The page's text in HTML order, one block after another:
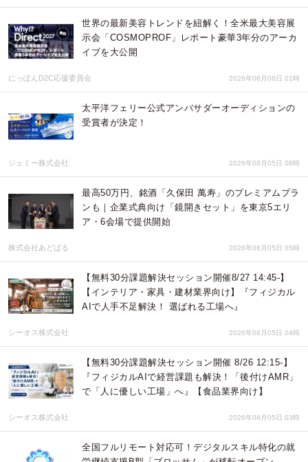
世界の最新美容トレンドを紐解く！全米最大美容展
示会「COSMOPROF」レポート豪華3年分のアーカ
イブを大公開
にっぽんD2C応援委員会 2026年08月06日 01時
太平洋フェリー公式アンバサダーオーディションの
受賞者が決定！
ジェミー株式会社 2026年08月05日 08時
最高50万円、銘酒「久保田 萬寿」のプレミアムプラ
ンも｜企業式典向け「鏡開きセット」を東京5エリ
ア・6会場で提供開始
株式会社あどばる 2026年08月05日 05時
【無料30分課題解決セッション開催8/27 14:45-】
【インテリア・家具・建材業界向け】『フィジカル
AIで人手不足解決！ 選ばれる工場へ』
シーオス株式会社 2026年08月05日 04時
【無料30分課題解決セッション開催 8/26 12:15-】
『フィジカルAIで経営課題も解決！「後付けAMR」
で「人に優しい工場」へ』【食品業界向け】
シーオス株式会社 2026年08月05日 03時
全国フルリモート対応可！デジタルスキル特化の就